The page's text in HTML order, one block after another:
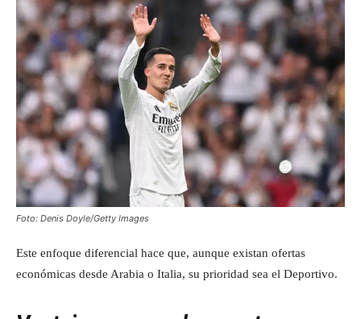
Foto: Denis Doyle/Getty Images
Este enfoque diferencial hace que, aunque existan ofertas
económicas desde Arabia o Italia, su prioridad sea el Deportivo.